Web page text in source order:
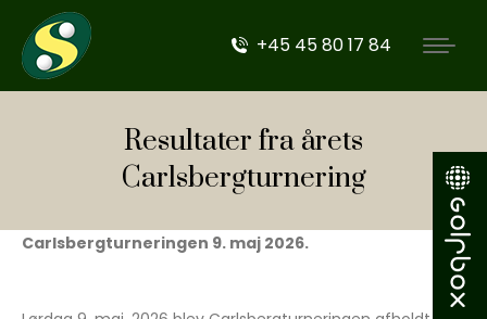
+45 45 80 17 84
Resultater fra årets
Carlsbergturnering
Carlsbergturneringen 9. maj 2026.